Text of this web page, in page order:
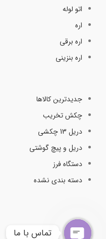
اتو لوله
اره
اره برقی
اره بنزینی
جدیدترین کالاها
چکش تخریب
دریل 13 چکشی
دریل و پیچ گوشتی
دستگاه فرز
دسته بندی نشده
تماس با ما